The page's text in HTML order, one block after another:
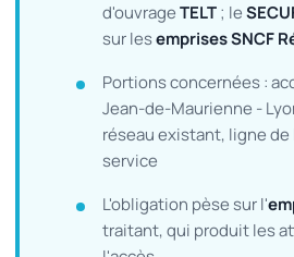
d'ouvrageTELT; le
sur lesemprises SNCF
Portions concernées :
Jean-de-Maurienne -
réseau existant, ligne de
service
L'obligation pèse sur l'
traitant, qui produit les